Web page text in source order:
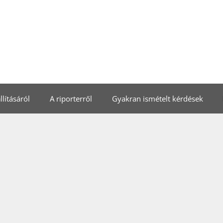
A riporterről Gyakran ismételt kérdések